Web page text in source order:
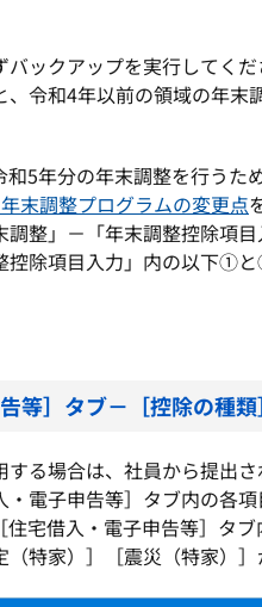
ックアップを実行してくだ
、令和4年以前の領域の年末
和5年分の年末調整を行うた
末調整プログラムの変更点
整」－「年末調整控除項
控除項目入力」内の以下①
］タブ－［控除の種類
る場合は、社員から提出
電子申告等］タブ内の各項
住宅借入・電子申告等］タ
特家）］［震災（特家）］